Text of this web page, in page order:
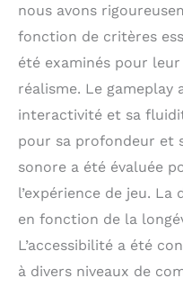
nous avons
fonction de critères
été examinés pour
réalisme. Le gameplay
interactivité et sa
pour sa profondeur et
sonore a été évaluée
l’expérience de jeu. La
en fonction de la
L’accessibilité a été
à divers niveaux de